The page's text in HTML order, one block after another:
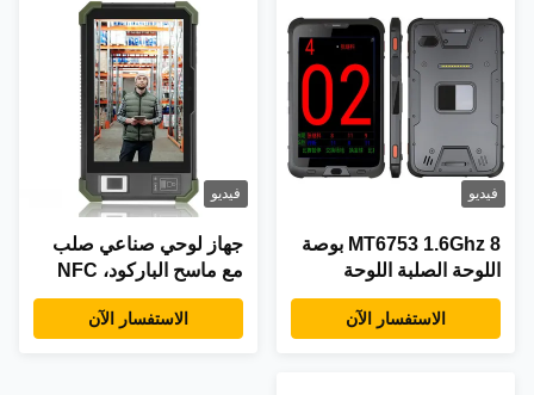
فيديو
MT6753 1.6Ghz 8 بوصة
اللوحة الصلبة اللوحة
الطبية الكمبيوتر الشخصي
الاستفسار الآن
فيديو
جهاز لوحي صناعي صلب
مع ماسح الباركود، NFC
والتحقق من هويته
البيومتريةالاستفسار الآن